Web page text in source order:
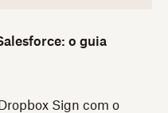
o guia
Sign com o